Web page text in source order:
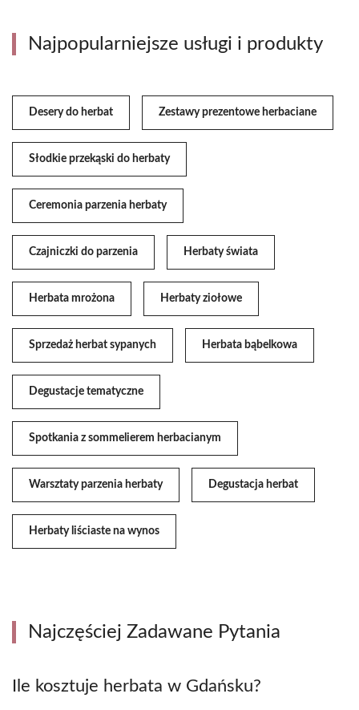
Najpopularniejsze usługi i produkty
Desery do herbat Zestawy prezentowe herbaciane
Słodkie przekąski do herbaty
Ceremonia parzenia herbaty
Czajniczki do parzenia Herbaty świata
Herbata mrożona Herbaty ziołowe
Sprzedaż herbat sypanych Herbata bąbelkowa
Degustacje tematyczne
Spotkania z sommelierem herbacianym
Warsztaty parzenia herbaty Degustacja herbat
Herbaty liściaste na wynos
Najczęściej Zadawane Pytania
Ile kosztuje herbata w Gdańsku?